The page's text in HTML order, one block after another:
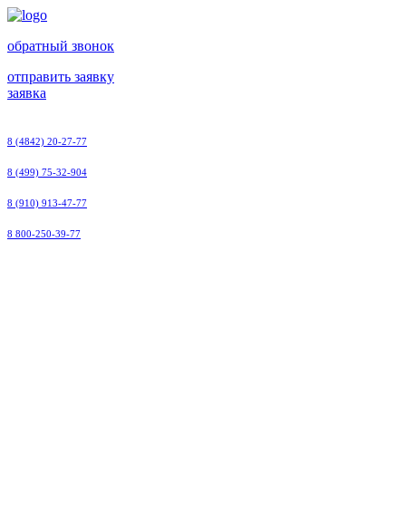
обратный звонок
отправить заявку
заявка
8 (4842) 20-27-77
8 (499) 75-32-904
8 (910) 913-47-77
8 800-250-39-77